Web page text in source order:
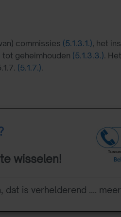
commissies (5.1.3.1.), het
geheimhouden (5.1.3.3.).
(5.1.7.).
wisselen!
is verhelderend ....